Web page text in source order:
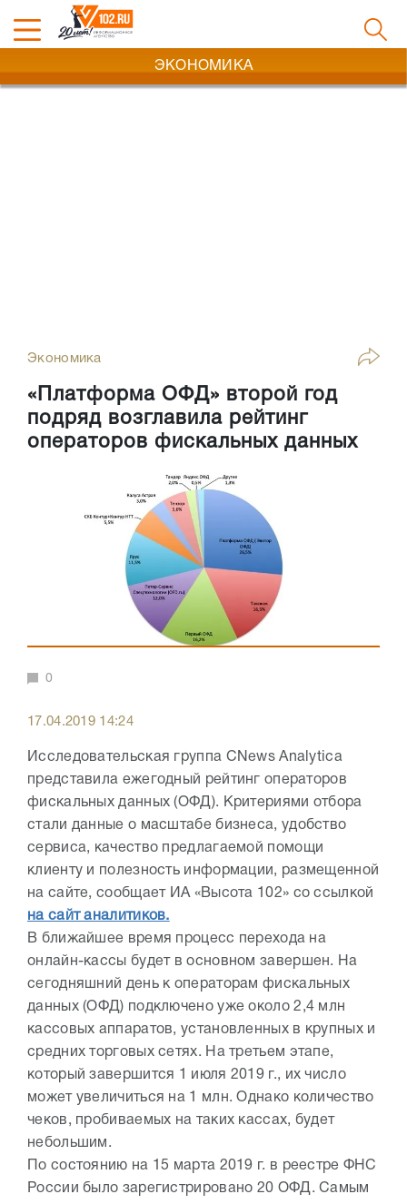
ЭКОНОМИКА
Экономика
«Платформа ОФД» второй год
подряд возглавила рейтинг
операторов фискальных данных
0
17.04.2019 14:24
Исследовательская группа CNews Analytica
представила ежегодный рейтинг операторов
фискальных данных (ОФД). Критериями отбора
стали данные о масштабе бизнеса, удобство
сервиса, качество предлагаемой помощи
клиенту и полезность информации, размещенной
на сайте, сообщает ИА «Высота 102» со ссылкой
на сайт аналитиков.
В ближайшее время процесс перехода на
онлайн-кассы будет в основном завершен. На
сегодняшний день к операторам фискальных
данных (ОФД) подключено уже около 2,4 млн
кассовых аппаратов, установленных в крупных и
средних торговых сетях. На третьем этапе,
который завершится 1 июля 2019 г., их число
может увеличиться на 1 млн. Однако количество
чеков, пробиваемых на таких кассах, будет
небольшим.
По состоянию на 15 марта 2019 г. в реестре ФНС
России было зарегистрировано 20 ОФД. Самым